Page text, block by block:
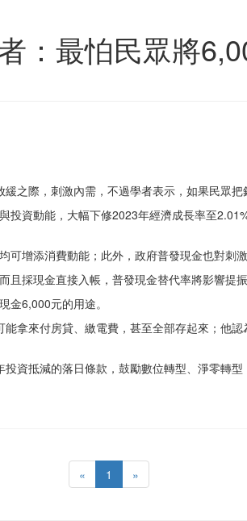
：最怕民眾將
之際，刺激內需，不過學者表示，如果民眾
資動能，大幅下修2023年經濟成長率至
增添消費動能；此外，政府普發現金也對刺激
採現金直接入帳，普發現金替代率將影響提振
金6,000元的用途。
拿來付房貸、繳電費，甚至全部存起來；他
資抵減的落日條款，鼓勵數位轉型、淨零轉型
« 1 »